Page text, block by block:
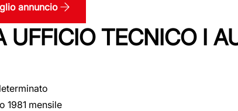
annuncio
UFFICIO TECNICO I
1981 mensile